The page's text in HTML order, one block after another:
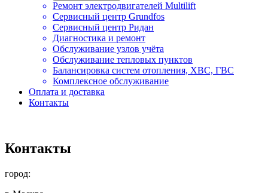
Ремонт электродвигателей Multilift
Сервисный центр Grundfos
Сервисный центр Ридан
Диагностика и ремонт
Обслуживание узлов учёта
Обслуживание тепловых пунктов
Балансировка систем отопления, ХВС, ГВС
Комплексное обслуживание
Оплата и доставка
Контакты
Контакты
город: